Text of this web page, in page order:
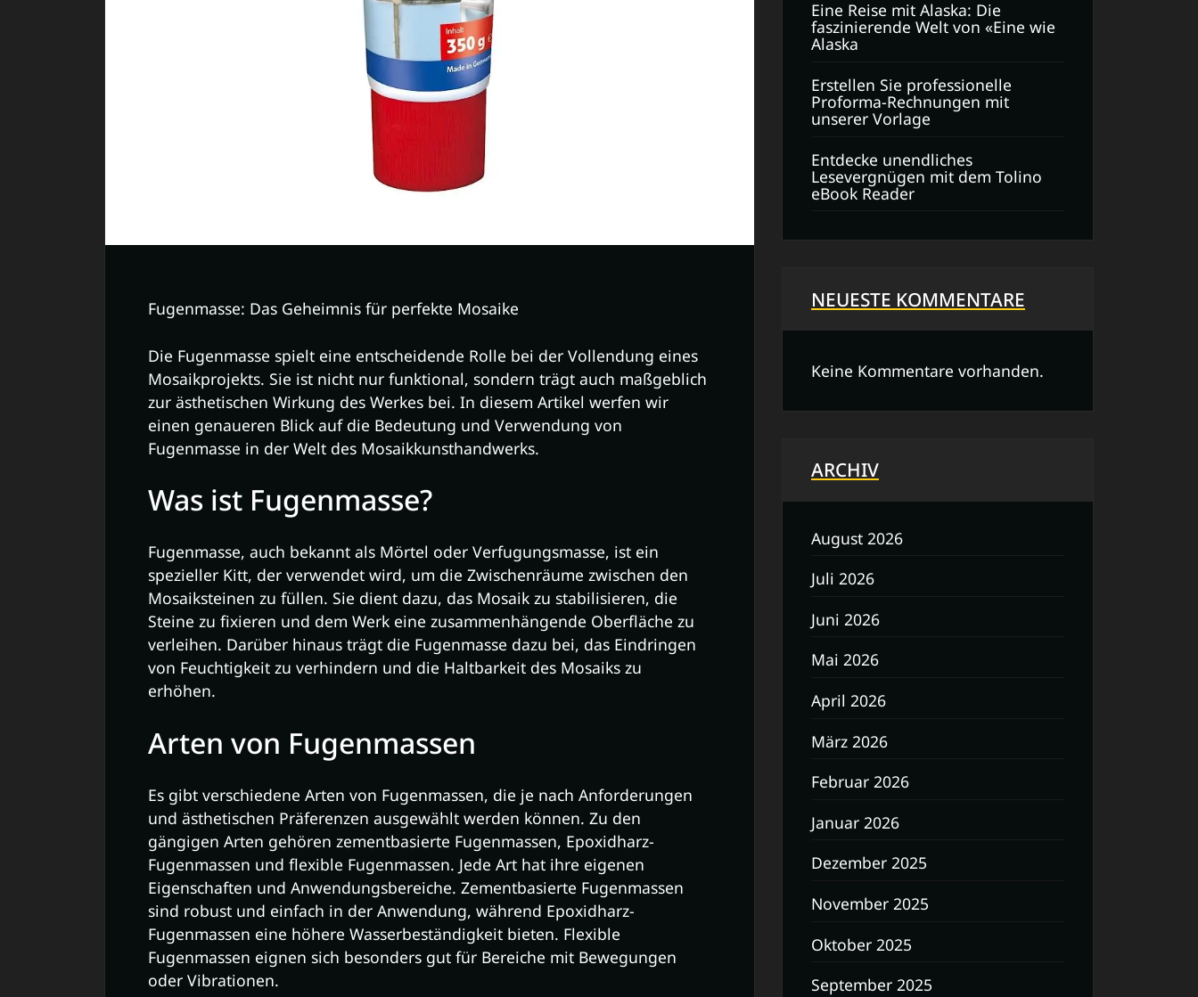
Fugenmasse: Das Geheimnis für perfekte Mosaike
Die Fugenmasse spielt eine entscheidende Rolle bei der Vollendung eines
Mosaikprojekts. Sie ist nicht nur funktional, sondern trägt auch maßgeblich
zur ästhetischen Wirkung des Werkes bei. In diesem Artikel werfen wir
einen genaueren Blick auf die Bedeutung und Verwendung von
Fugenmasse in der Welt des Mosaikkunsthandwerks.
Was ist Fugenmasse?
Fugenmasse, auch bekannt als Mörtel oder Verfugungsmasse, ist ein
spezieller Kitt, der verwendet wird, um die Zwischenräume zwischen den
Mosaiksteinen zu füllen. Sie dient dazu, das Mosaik zu stabilisieren, die
Steine zu fixieren und dem Werk eine zusammenhängende Oberfläche zu
verleihen. Darüber hinaus trägt die Fugenmasse dazu bei, das Eindringen
von Feuchtigkeit zu verhindern und die Haltbarkeit des Mosaiks zu
erhöhen.
Arten von Fugenmassen
Es gibt verschiedene Arten von Fugenmassen, die je nach Anforderungen
und ästhetischen Präferenzen ausgewählt werden können. Zu den
gängigen Arten gehören zementbasierte Fugenmassen, Epoxidharz-
Fugenmassen und flexible Fugenmassen. Jede Art hat ihre eigenen
Eigenschaften und Anwendungsbereiche. Zementbasierte Fugenmassen
sind robust und einfach in der Anwendung, während Epoxidharz-
Fugenmassen eine höhere Wasserbeständigkeit bieten. Flexible
Fugenmassen eignen sich besonders gut für Bereiche mit Bewegungen
oder Vibrationen.
Eine Reise mit Alaska: Die
faszinierende Welt von «Eine wie
Alaska
Erstellen Sie professionelle
Proforma-Rechnungen mit
unserer Vorlage
Entdecke unendliches
Lesevergnügen mit dem Tolino
eBook Reader
NEUESTE KOMMENTARE
Keine Kommentare vorhanden.
ARCHIV
August 2026
Juli 2026
Juni 2026
Mai 2026
April 2026
März 2026
Februar 2026
Januar 2026
Dezember 2025
November 2025
Oktober 2025
September 2025